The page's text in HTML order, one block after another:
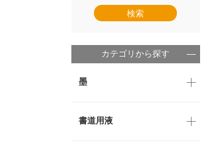
検索
カテゴリから探す
墨
書道用液